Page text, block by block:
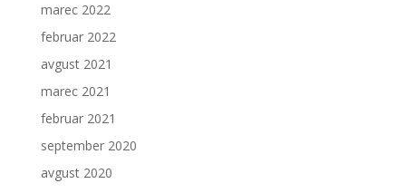
marec 2022
februar 2022
avgust 2021
marec 2021
februar 2021
september 2020
avgust 2020